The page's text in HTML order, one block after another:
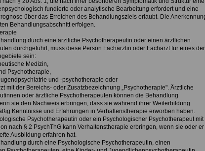
fundierte oder analytische Bearbeitung erfordert und eine
über das Erreichen des Behandlungsziels erlaubt. Die
Behandlungsabschnitt erfolgen.
durch eine ärztliche Psychotherapeutin oder einen ärztlichen
durchgeführt, muss diese Person Fachärztin oder Facharzt für eines der
sein:
Medizin,
Psychotherapie,
und -psychotherapie oder
mit der Bereichs- oder Zusatzbezeichnung „Psychotherapie". Ärztliche
oder ärztliche Psychotherapeuten können die Behandlung
sie den Nachweis erbringen, dass sie während ihrer Weiterbildung
Kenntnisse und Erfahrungen in Verhaltenstherapie erworben haben.
Psychotherapeutin oder ein Psychologischer Psychotherapeut mit
nach § 2 PsychThG kann Verhaltenstherapie erbringen, wenn sie oder er
Ausbildung erfahren hat.
durch eine Psychologische Psychotherapeutin, einen